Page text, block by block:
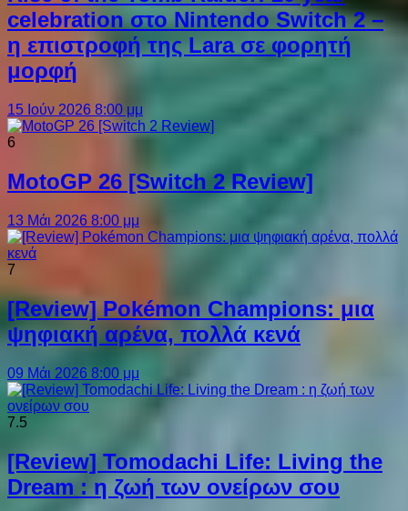
celebration στο Nintendo Switch 2 –
η επιστροφή της Lara σε φορητή
μορφή
15 Ιούν 2026 8:00 μμ
6
MotoGP 26 [Switch 2 Review]
13 Μάι 2026 8:00 μμ
7
[Review] Pokémon Champions: μια
ψηφιακή αρένα, πολλά κενά
09 Μάι 2026 8:00 μμ
7.5
[Review] Tomodachi Life: Living the
Dream : η ζωή των ονείρων σου